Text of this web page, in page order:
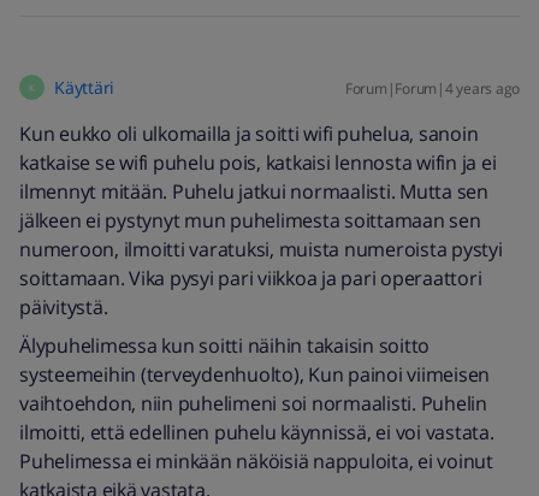
K Käyttäri Forum|Forum|4 years ago
Kun eukko oli ulkomailla ja soitti wifi puhelua, sanoin
katkaise se wifi puhelu pois, katkaisi lennosta wifin ja ei
ilmennyt mitään. Puhelu jatkui normaalisti. Mutta sen
jälkeen ei pystynyt mun puhelimesta soittamaan sen
numeroon, ilmoitti varatuksi, muista numeroista pystyi
soittamaan. Vika pysyi pari viikkoa ja pari operaattori
päivitystä.
Älypuhelimessa kun soitti näihin takaisin soitto
systeemeihin (terveydenhuolto), Kun painoi viimeisen
vaihtoehdon, niin puhelimeni soi normaalisti. Puhelin
ilmoitti, että edellinen puhelu käynnissä, ei voi vastata.
Puhelimessa ei minkään näköisiä nappuloita, ei voinut
katkaista eikä vastata.